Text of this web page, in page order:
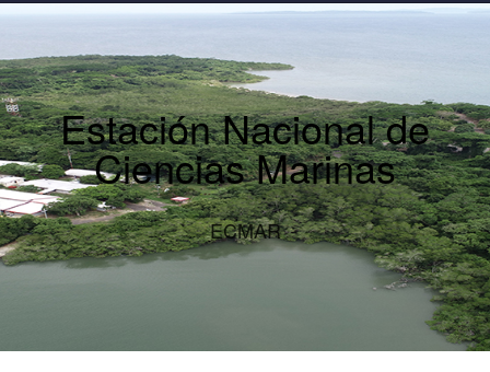
Estación Nacional de
Ciencias Marinas
ECMAR